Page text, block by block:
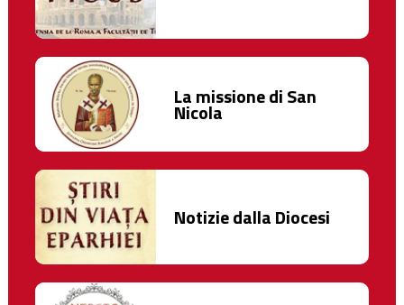
La missione di San
Nicola
Notizie dalla Diocesi